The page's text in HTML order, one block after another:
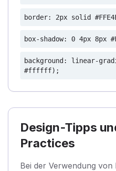
border: 2px solid
box-shadow: 0 4px 8px
background: linear-
#ffffff);
Design-Tipps
Practices
Bei der Verwendung von